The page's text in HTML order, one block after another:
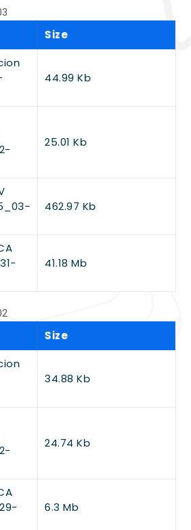
Size
44.99 Kb
25.01 Kb
462.97 Kb
41.18 Mb
Size
34.88 Kb
24.74 Kb
6.3 Mb